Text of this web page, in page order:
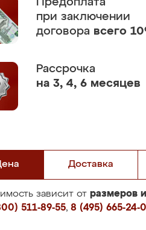
при заключении
договора всего
Рассрочка
на 3, 4, 6 месяцев
Доставка
зависит от размеров
511-89-55, 8 (495) 665-24-